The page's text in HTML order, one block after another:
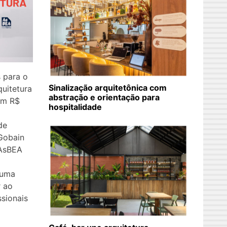
para o
R$
ao
Sinalização arquitetônica com
abstração e orientação para
hospitalidade